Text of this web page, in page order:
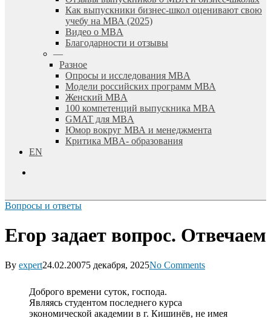
Как выпускники бизнес-школ оценивают свою
учебу на МВА (2025)
Видео о MBA
Благодарности и отзывы
—
Разное
Опросы и исследования MBA
Модели российских программ МВА
Женский MBA
100 компетенций выпускника MBA
GMAT для MBA
Юмор вокруг МВА и менеджмента
Критика MBA- образования
EN
Вопросы и ответы
Егор задает вопрос. Отвечаем
By expert24.02.20075 декабря, 2025No Comments
Доброго времени суток, господа.
Являясь студентом последнего курса
экономической академии в г. Кишинёв, не имея